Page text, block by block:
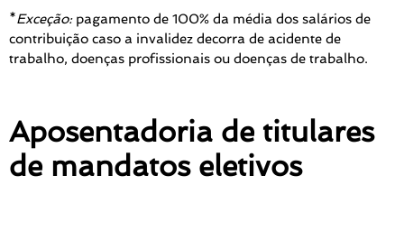
*Exceção: pagamento de 100% da média dos salários de
contribuição caso a invalidez decorra de acidente de
trabalho, doenças profissionais ou doenças de trabalho.
Aposentadoria de titulares
de mandatos eletivos